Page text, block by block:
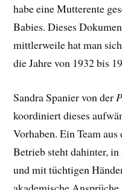
habe eine Mutterente
Babies. Dieses
mittlerweile hat man
die Jahre von 1932 bis
Sandra Spanier von der
koordiniert dieses
Vorhaben. Ein Team
Betrieb steht dahinter,
und mit tüchtigen